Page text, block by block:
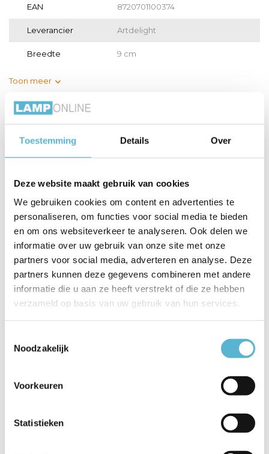
Toestemming Details Over
Deze website maakt gebruik van cookies
We gebruiken cookies om content en advertenties te
personaliseren, om functies voor social media te bieden
en om ons websiteverkeer te analyseren. Ook delen we
informatie over uw gebruik van onze site met onze
partners voor social media, adverteren en analyse. Deze
partners kunnen deze gegevens combineren met andere
informatie die u aan ze heeft verstrekt of die ze hebben
verzameld op basis van uw gebruik van hun services.
Noodzakelijk
Voorkeuren
Statistieken
EAN 8720701100374
Leverancier Artdelight
Breedte 9 cm
Toon meer
Vergelijk Delen
Gerelateerde artikelen:
LED GU10 lamp 50-
€7,95
LED GU10 lamp 35-
2,6 W...
HUE Lichtbron
GU10 400...
€64,95
Reviews
Schrijf je eigen review